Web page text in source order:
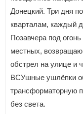
Донецкий. Три дня
кварталам, каждый
Позавчера под
местных,
обстрел на улице и
ВСУшные ушлёпки
трансформаторную
без света.